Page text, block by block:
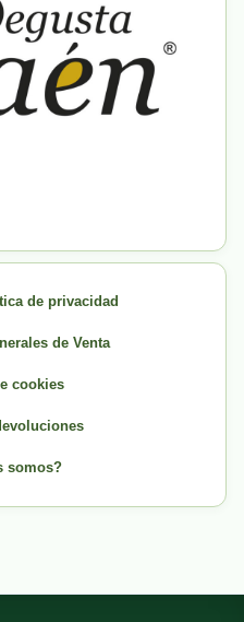
de privacidad
de Venta
cookies
somos?